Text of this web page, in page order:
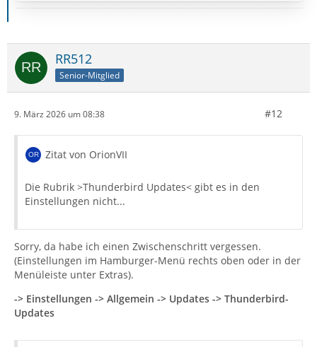
RR512
Senior-Mitglied
9. März 2026 um 08:38 #12
Zitat von OrionVII
Die Rubrik >Thunderbird Updates< gibt es in den
Einstellungen nicht...
Sorry, da habe ich einen Zwischenschritt vergessen.
(Einstellungen im Hamburger-Menü rechts oben oder in der
Menüleiste unter Extras).
-> Einstellungen -> Allgemein -> Updates -> Thunderbird-
Updates